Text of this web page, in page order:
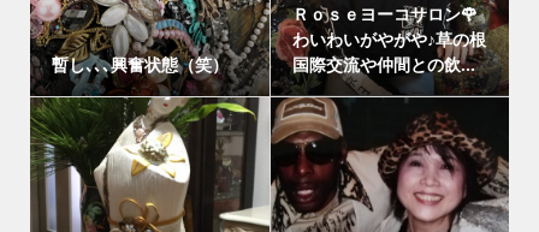
暫し､､､興奮状態（笑）
Ｒｏｓｅヨーコサロン🌹
わいわいがやがや♪草の根
国際交流や仲間との飲...